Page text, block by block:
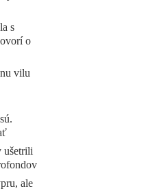
s
o
vilu
ušetrili
ale